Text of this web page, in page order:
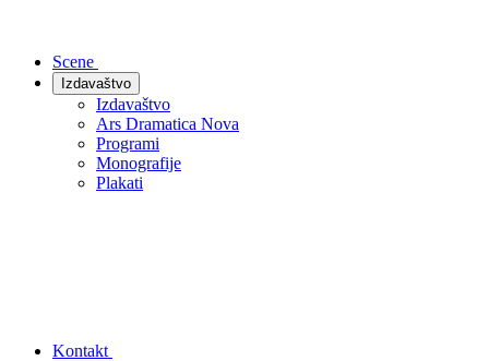
Scene
Izdavaštvo
Izdavaštvo
Ars Dramatica Nova
Programi
Monografije
Plakati
Kontakt